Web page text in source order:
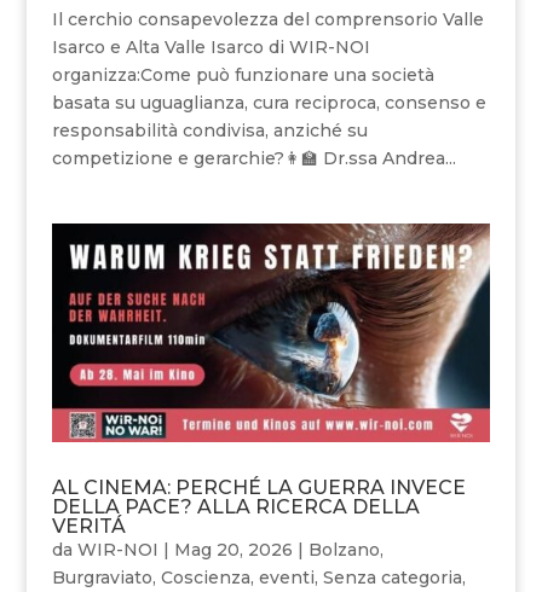
Il cerchio consapevolezza del comprensorio Valle
Isarco e Alta Valle Isarco di WIR-NOI
organizza:Come può funzionare una società
basata su uguaglianza, cura reciproca, consenso e
responsabilità condivisa, anziché su
competizione e gerarchie?👩‍🏫 Dr.ssa Andrea...
AL CINEMA: PERCHÉ LA GUERRA INVECE
DELLA PACE? ALLA RICERCA DELLA
VERITÁ
da WIR-NOI | Mag 20, 2026 | Bolzano,
Burgraviato, Coscienza, eventi, Senza categoria,